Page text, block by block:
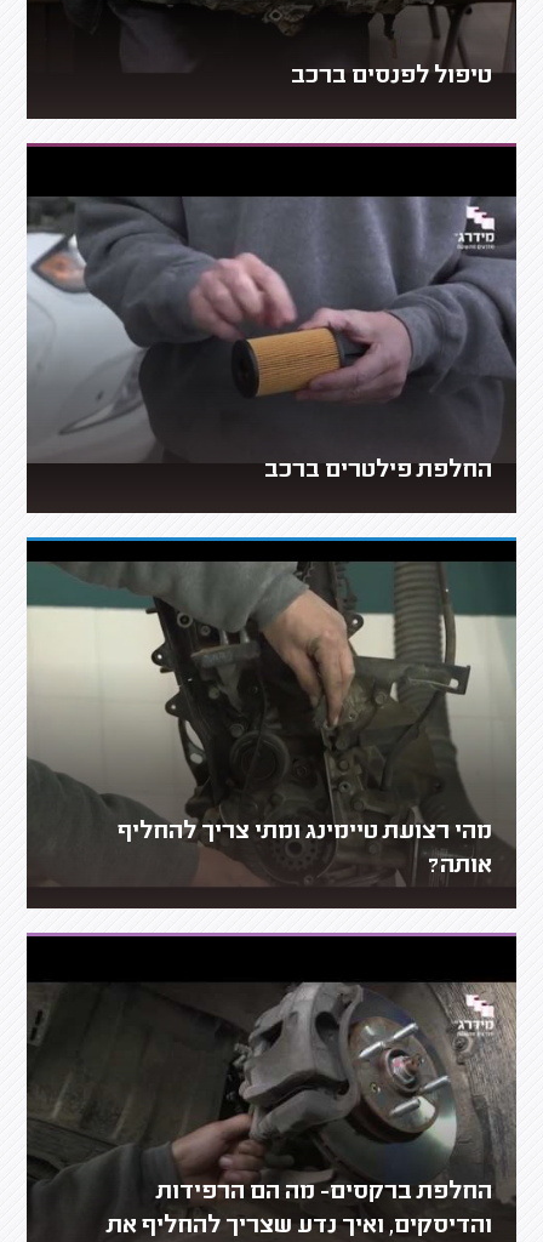
טיפול לפנסים ברכב
החלפת פילטרים ברכב
מהי רצועת טיימינג ומתי צריך להחליף
אותה?
החלפת ברקסים- מה הם הרפידות
והדיסקים, ואיך נדע שצריך להחליף את